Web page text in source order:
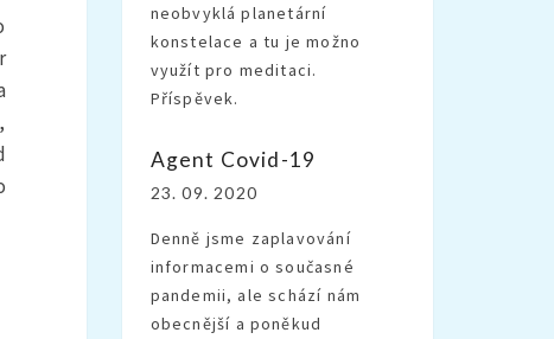
neobvyklá planetární
konstelace a tu je možno
využít pro meditaci.
Příspěvek.
Agent Covid-19
23. 09. 2020
Denně jsme zaplavování
informacemi o současné
pandemii, ale schází nám
obecnější a poněkud